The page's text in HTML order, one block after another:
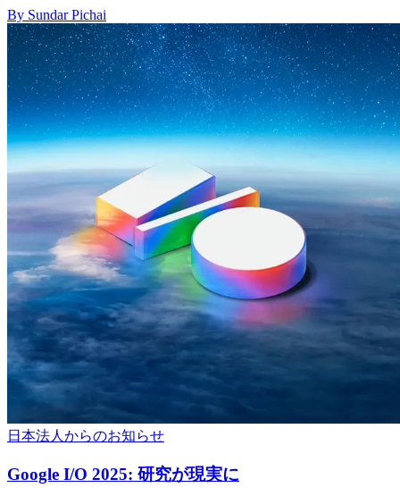
By Sundar Pichai
日本法人からのお知らせ
Google I/O 2025: 研究が現実に